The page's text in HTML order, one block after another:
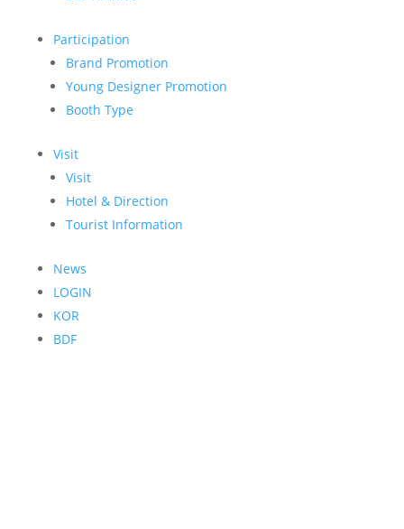
Participation
Brand Promotion
Young Designer Promotion
Booth Type
Visit
Visit
Hotel & Direction
Tourist Information
News
LOGIN
KOR
BDF